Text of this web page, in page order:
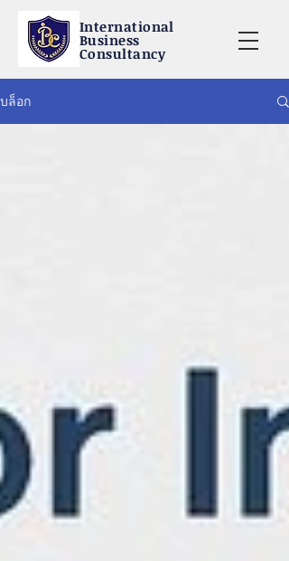
International
Business
Consultancy
บล็อก